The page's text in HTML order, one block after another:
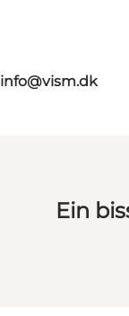
info@vism.dk
Ein